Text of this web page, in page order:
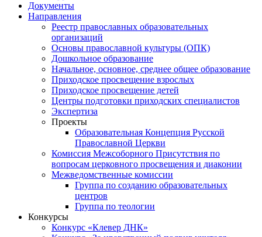
Документы
Направления
Реестр православных образовательных
организаций
Основы православной культуры (ОПК)
Дошкольное образование
Начальное, основное, среднее общее образование
Приходское просвещение взрослых
Приходское просвещение детей
Центры подготовки приходских специалистов
Экспертиза
Проекты
Образовательная Концепция Русской
Православной Церкви
Комиссия Межсоборного Присутствия по
вопросам церковного просвещения и диаконии
Межведомственные комиссии
Группа по созданию образовательных
центров
Группа по теологии
Конкурсы
Конкурс «Клевер ДНК»